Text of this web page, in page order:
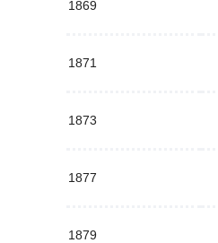
1869
1871
1873
1877
1879